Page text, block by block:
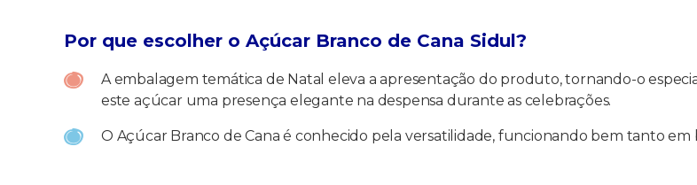
Por que escolher o Açúcar Branco de Cana Sidul?
A embalagem temática de Natal eleva a apresentação do produto, tornando-o
este açúcar uma presença elegante na despensa durante as celebrações.
O Açúcar Branco de Cana é conhecido pela versatilidade, funcionando bem tanto em